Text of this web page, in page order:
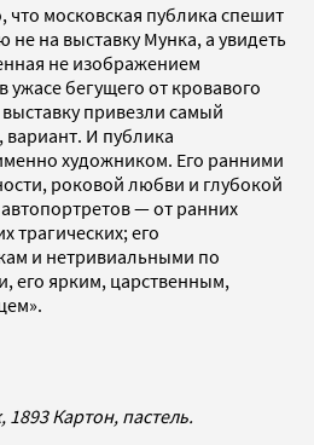
что московская публика спешит
не на выставку Мунка, а увидеть
не изображением
ужасе бегущего от кровавого
привезли самый
И публика
художником. Его ранними
роковой любви и глубокой
— от ранних
трагических; его
и нетривиальными по
его ярким, царственным,
Картон, пастель.